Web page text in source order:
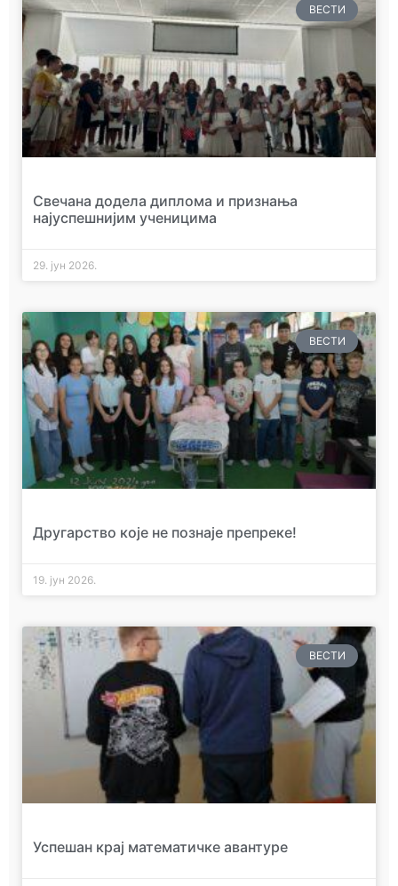
ВЕСТИ
Свечана додела диплома и признања
најуспешнијим ученицима
29. јун 2026.
ВЕСТИ
Другарство које не познаје препреке!
19. јун 2026.
ВЕСТИ
Успешан крај математичке авантуре